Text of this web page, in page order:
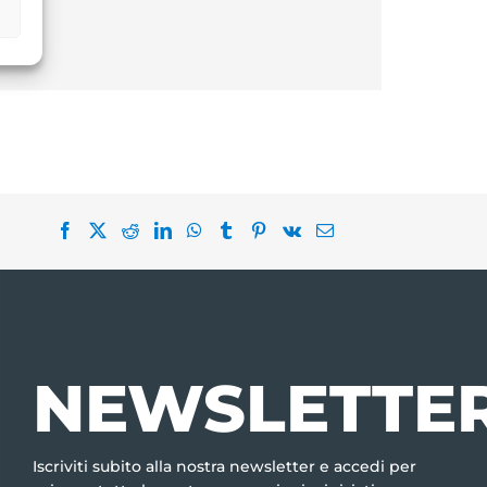
Iscriviti subito alla nostra newsletter e accedi per